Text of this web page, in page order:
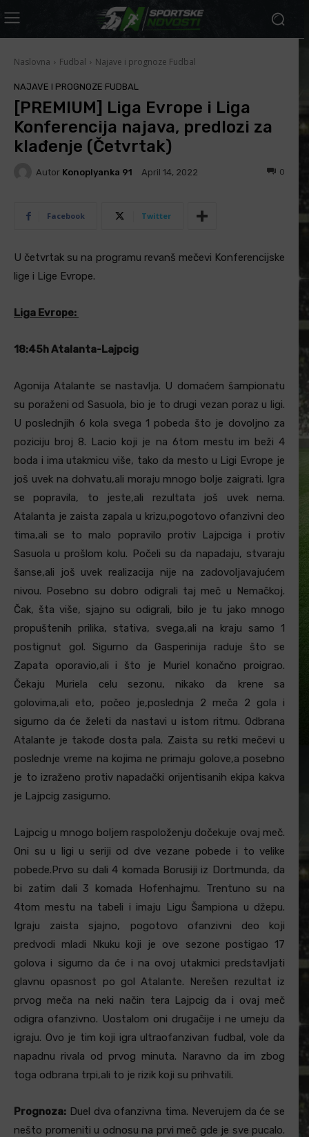
Naslovna Fudbal Najave i prognoze Fudbal
NAJAVE I PROGNOZE FUDBAL
[PREMIUM] Liga Evrope i Liga
Konferencija najava, predlozi za
klađenje (Četvrtak)
Autor Konoplyanka 91 April 14, 2022 0
Facebook Twitter
U četvrtak su na programu revanš mečevi Konferencijske
lige i Lige Evrope.
Liga Evrope:
18:45h Atalanta-Lajpcig
Agonija Atalante se nastavlja. U domaćem šampionatu
su poraženi od Sasuola, bio je to drugi vezan poraz u ligi.
U poslednjih 6 kola svega 1 pobeda što je dovoljno za
poziciju broj 8. Lacio koji je na 6tom mestu im beži 4
boda i ima utakmicu više, tako da mesto u Ligi Evrope je
još uvek na dohvatu,ali moraju mnogo bolje zaigrati. Igra
se popravila, to jeste,ali rezultata još uvek nema.
Atalanta je zaista zapala u krizu,pogotovo ofanzivni deo
tima,ali se to malo popravilo protiv Lajpciga i protiv
Sasuola u prošlom kolu. Počeli su da napadaju, stvaraju
šanse,ali još uvek realizacija nije na zadovoljavajućem
nivou. Posebno su dobro odigrali taj meč u Nemačkoj.
Čak, šta više, sjajno su odigrali, bilo je tu jako mnogo
propuštenih prilika, stativa, svega,ali na kraju samo 1
postignut gol. Sigurno da Gasperinija raduje što se
Zapata oporavio,ali i što je Muriel konačno proigrao.
Čekaju Muriela celu sezonu, nikako da krene sa
golovima,ali eto, počeo je,poslednja 2 meča 2 gola i
sigurno da će želeti da nastavi u istom ritmu. Odbrana
Atalante je takođe dosta pala. Zaista su retki mečevi u
poslednje vreme na kojima ne primaju golove,a posebno
je to izraženo protiv napadački orijentisanih ekipa kakva
je Lajpcig zasigurno.
Lajpcig u mnogo boljem raspoloženju dočekuje ovaj meč.
Oni su u ligi u seriji od dve vezane pobede i to velike
pobede.Prvo su dali 4 komada Borusiji iz Dortmunda, da
bi zatim dali 3 komada Hofenhajmu. Trentuno su na
4tom mestu na tabeli i imaju Ligu Šampiona u džepu.
Igraju zaista sjajno, pogotovo ofanzivni deo koji
predvodi mladi Nkuku koji je ove sezone postigao 17
golova i sigurno da će i na ovoj utakmici predstavljati
glavnu opasnost po gol Atalante. Nerešen rezultat iz
prvog meča na neki način tera Lajpcig da i ovaj meč
odigra ofanzivno. Uostalom oni drugačije i ne umeju da
igraju. Ovo je tim koji igra ultraofanzivan fudbal, vole da
napadnu rivala od prvog minuta. Naravno da im zbog
toga odbrana trpi,ali to je rizik koji su prihvatili.
Prognoza: Duel dva ofanzivna tima. Neverujem da će se
nešto promeniti u odnosu na prvi meč gde je sve pucalo.